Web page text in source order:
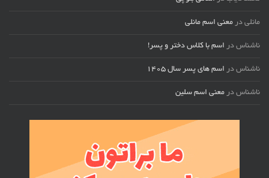
مانلی در معنی اسم مانلی
ناشناس در اسم با کلاس دختر و پسر!
ناشناس در اسم های پسر سال ۱۴۰۵
ناشناس در معنی اسم سلین